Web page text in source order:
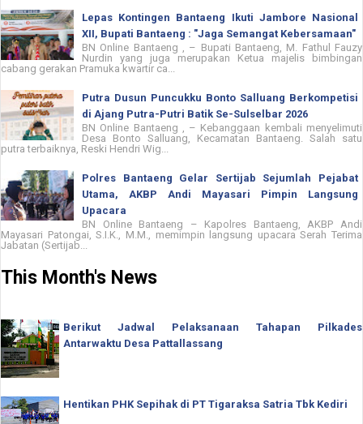
Lepas Kontingen Bantaeng Ikuti Jambore Nasional
XII, Bupati Bantaeng : "Jaga Semangat Kebersamaan"
BN Online Bantaeng , – Bupati Bantaeng, M. Fathul Fauzy
Nurdin yang juga merupakan Ketua majelis bimbingan
cabang gerakan Pramuka kwartir ca...
Putra Dusun Puncukku Bonto Salluang Berkompetisi
di Ajang Putra-Putri Batik Se-Sulselbar 2026
BN Online Bantaeng , – Kebanggaan kembali menyelimuti
Desa Bonto Salluang, Kecamatan Bantaeng. Salah satu
putra terbaiknya, Reski Hendri Wig...
Polres Bantaeng Gelar Sertijab Sejumlah Pejabat
Utama, AKBP Andi Mayasari Pimpin Langsung
Upacara
BN Online Bantaeng – Kapolres Bantaeng, AKBP Andi
Mayasari Patongai, S.I.K., M.M., memimpin langsung upacara Serah Terima
Jabatan (Sertijab...
This Month's News
Berikut Jadwal Pelaksanaan Tahapan Pilkades
Antarwaktu Desa Pattallassang
Hentikan PHK Sepihak di PT Tigaraksa Satria Tbk Kediri